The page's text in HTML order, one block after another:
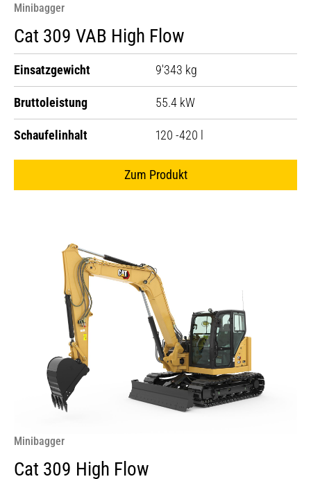
Minibagger
Cat 309 High Flow
Minibagger
Cat 309 VAB High Flow
Einsatzgewicht 9'343 kg
Bruttoleistung 55.4 kW
Schaufelinhalt 120 -420 l
Zum Produkt